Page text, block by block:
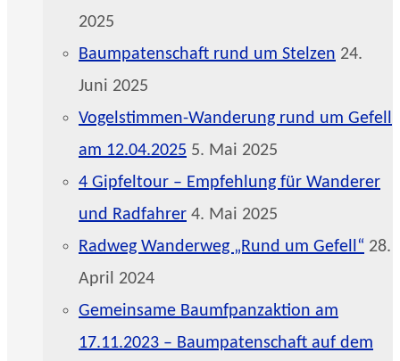
2025
Baumpatenschaft rund um Stelzen 24.
Juni 2025
Vogelstimmen-Wanderung rund um Gefell
am 12.04.2025 5. Mai 2025
4 Gipfeltour – Empfehlung für Wanderer
und Radfahrer 4. Mai 2025
Radweg Wanderweg „Rund um Gefell“ 28.
April 2024
Gemeinsame Baumfpanzaktion am
17.11.2023 – Baumpatenschaft auf dem